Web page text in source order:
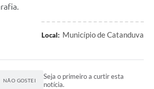
Local: Município de Catanduva
NÃO GOSTEI
Seja o primeiro a curtir esta
notícia.